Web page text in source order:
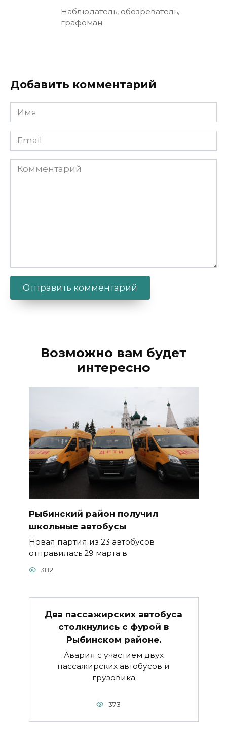
Наблюдатель, обозреватель,
графоман
Добавить комментарий
Имя
Email
Комментарий
Возможно вам будет
интересно
Рыбинский район получил
школьные автобусы
Новая партия из 23 автобусов
отправилась 29 марта в
382
Два пассажирских автобуса
столкнулись с фурой в
Рыбинском районе.
Авария с участием двух
пассажирских автобусов и
грузовика
373